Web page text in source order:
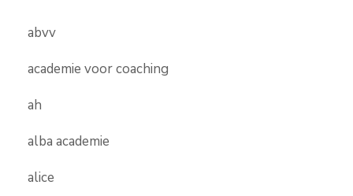
abvv
academie voor coaching
ah
alba academie
alice